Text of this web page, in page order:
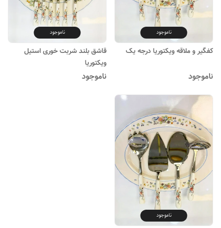
ناموجود
کفگیر و ملاقه ویکتوریا درجه یک
ناموجود
ناموجود
قاشق بلند شربت خوری استیل
ویکتوریا
ناموجود
ناموجود